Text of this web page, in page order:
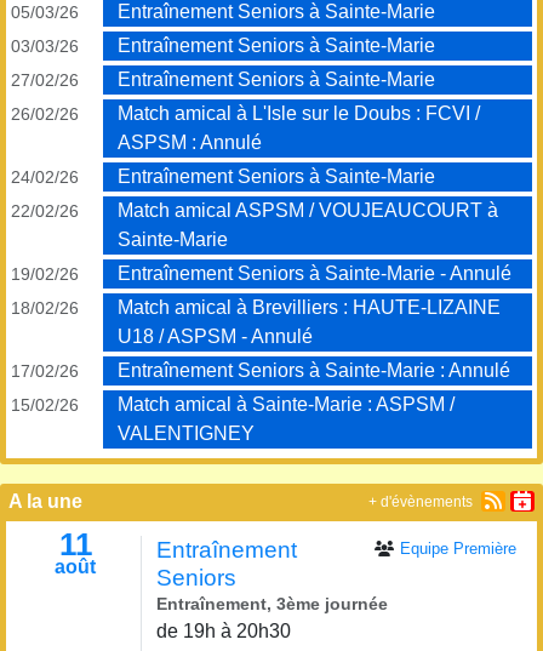
05/03/26 Entraînement Seniors à Sainte-Marie
03/03/26 Entraînement Seniors à Sainte-Marie
27/02/26 Entraînement Seniors à Sainte-Marie
26/02/26
Match amical à L'Isle sur le Doubs : FCVI /
ASPSM : Annulé
24/02/26 Entraînement Seniors à Sainte-Marie
22/02/26
Match amical ASPSM / VOUJEAUCOURT à
Sainte-Marie
19/02/26 Entraînement Seniors à Sainte-Marie - Annulé
18/02/26
Match amical à Brevilliers : HAUTE-LIZAINE
U18 / ASPSM - Annulé
17/02/26 Entraînement Seniors à Sainte-Marie : Annulé
15/02/26
Match amical à Sainte-Marie : ASPSM /
VALENTIGNEY
A la une
11
août
Equipe Première
Entraînement
Seniors
Entraînement, 3ème journée
de 19h à 20h30
+ d'évènements